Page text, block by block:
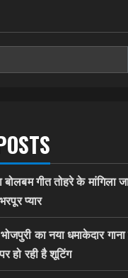
बोलबम गीत तोहरे के मांगिला
प्यार
भोजपुरी का नया धमाकेदार
हो रही है शूटिंग